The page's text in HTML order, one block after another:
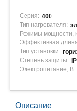
Серия: 400
Тип нагревателя:
Режимы мощности,
Эффективная
Тип установки:
Степень защиты:
Электропитание, В:
Описание